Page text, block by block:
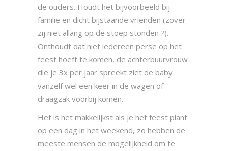
de ouders. Houdt het bijvoorbeeld bij
familie en dicht bijstaande vrienden (zover
zij niet allang op de stoep stonden ?).
Onthoudt dat niet iedereen perse op het
feest hoeft te komen, de achterbuurvrouw
die je 3x per jaar spreekt ziet de baby
vanzelf wel een keer in de wagen of
draagzak voorbij komen.
Het is het makkelijkst als je het feest plant
op een dag in het weekend, zo hebben de
meeste mensen de mogelijkheid om te